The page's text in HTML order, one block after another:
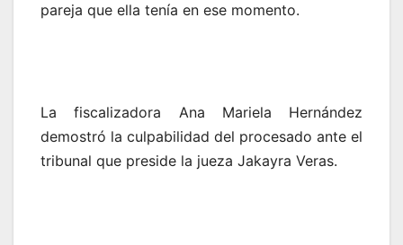
pareja que ella tenía en ese momento.
La fiscalizadora Ana Mariela Hernández
demostró la culpabilidad del procesado ante el
tribunal que preside la jueza Jakayra Veras.